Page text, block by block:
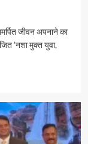
जीवन अपनाने का
’नशा मुक्त युवा,